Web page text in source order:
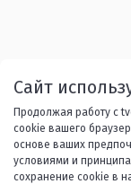
Назад
48 49
Сайт
Продолжая работу с
cookie вашего
основе ваших
условиями и
сохранение cookie в